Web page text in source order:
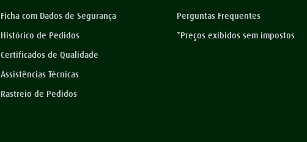
Ficha com Dados de Segurança
Histórico de Pedidos
Certificados de Qualidade
Assistências Técnicas
Rastreio de Pedidos
Perguntas Frequentes
*Preços exibidos sem impostos